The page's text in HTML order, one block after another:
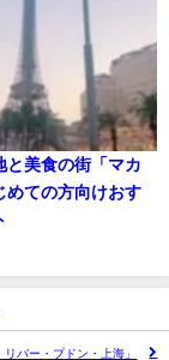
と美食の街「マカ
めての方向けおす
バー・プドン・上海」